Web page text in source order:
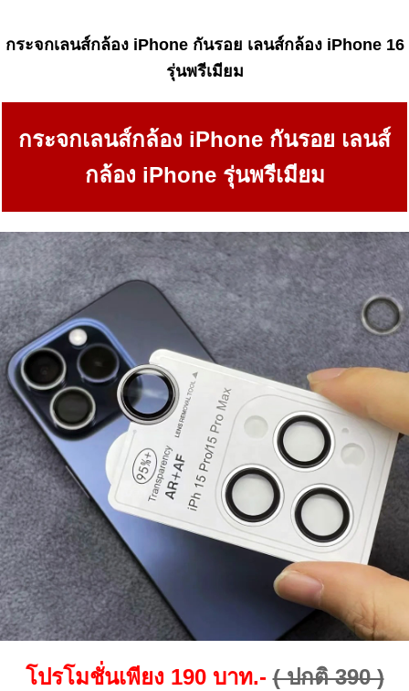
กระจกเลนส์กล้อง iPhone กันรอย เลนส์กล้อง iPhone 16
รุ่นพรีเมียม
กระจกเลนส์กล้อง iPhone กันรอย เลนส์
กล้อง iPhone รุ่นพรีเมียม
โปรโมชั่นเพียง 190 บาท.- ( ปกติ 390 )